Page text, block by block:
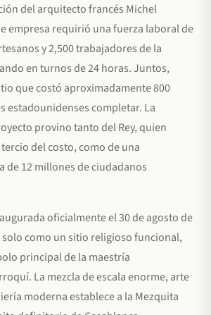
del arquitecto francés Michel
empresa requirió una fuerza laboral de
y 2,500 trabajadores de la
en turnos de 24 horas. Juntos,
que costó aproximadamente 800
estadounidenses completar. La
provino tanto del Rey, quien
del costo, como de una
de 12 millones de ciudadanos
oficialmente el 30 de agosto de
solo como un sitio religioso funcional,
principal de la maestría
La mezcla de escala enorme, arte
moderna establece a la Mezquita